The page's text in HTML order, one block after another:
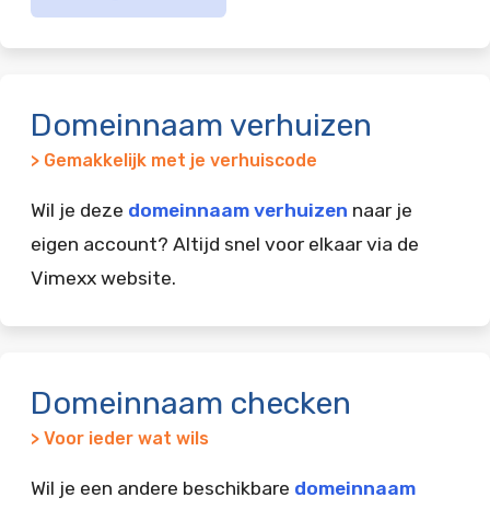
Domeinnaam verhuizen
> Gemakkelijk met je verhuiscode
Wil je deze domeinnaam verhuizen naar je
eigen account? Altijd snel voor elkaar via de
Vimexx website.
Domeinnaam checken
> Voor ieder wat wils
Wil je een andere beschikbare domeinnaam